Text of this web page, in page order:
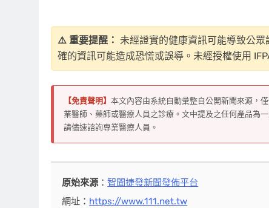
⚠️ 重要提醒： 未經證實的健康資訊可能導致公
確的資訊可能造成恐慌或誤導。未經授權使用
【免責聲明】 本文內容由系統自動彙整自公開新聞來源，
業醫師、藥師或醫療人員之診療。文中提及之任何產品為
請儘速諮詢專業醫療人員。
原始來源 ：智聞捷發新聞發佈平台
網址： https://www.111.net.tw